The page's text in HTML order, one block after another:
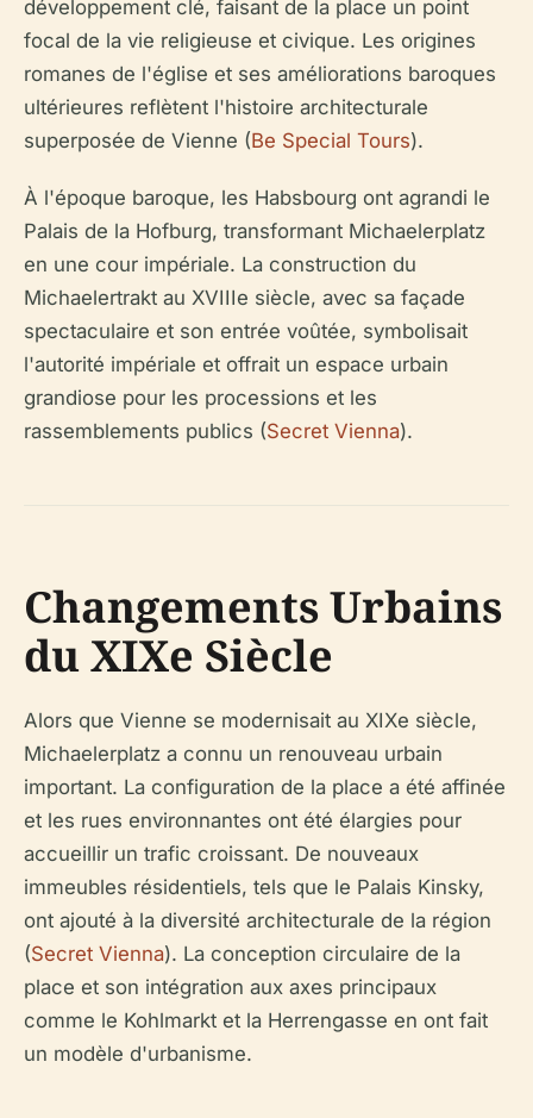
développement clé, faisant de la place un point
focal de la vie religieuse et civique. Les origines
romanes de l'église et ses améliorations baroques
ultérieures reflètent l'histoire architecturale
superposée de Vienne (Be Special Tours).
À l'époque baroque, les Habsbourg ont agrandi le
Palais de la Hofburg, transformant Michaelerplatz
en une cour impériale. La construction du
Michaelertrakt au XVIIIe siècle, avec sa façade
spectaculaire et son entrée voûtée, symbolisait
l'autorité impériale et offrait un espace urbain
grandiose pour les processions et les
rassemblements publics (Secret Vienna).
Changements Urbains
du XIXe Siècle
Alors que Vienne se modernisait au XIXe siècle,
Michaelerplatz a connu un renouveau urbain
important. La configuration de la place a été affinée
et les rues environnantes ont été élargies pour
accueillir un trafic croissant. De nouveaux
immeubles résidentiels, tels que le Palais Kinsky,
ont ajouté à la diversité architecturale de la région
(Secret Vienna). La conception circulaire de la
place et son intégration aux axes principaux
comme le Kohlmarkt et la Herrengasse en ont fait
un modèle d'urbanisme.